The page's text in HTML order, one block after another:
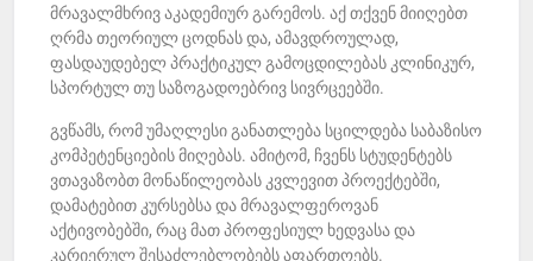
მრავალმხრივ აკადემიურ გარემოს. აქ თქვენ მიიღებთ
ღრმა თეორიულ ცოდნას და, ამავდროულად,
ფასდაუდებელ პრაქტიკულ გამოცდილებას კლინიკურ,
სპორტულ თუ საზოგადოებრივ სივრცეებში.
გვწამს, რომ უმაღლესი განათლება სცილდება საბაზისო
კომპეტენციების მიღებას. ამიტომ, ჩვენს სტუდენტებს
ვთავაზობთ მონაწილეობას კვლევით პროექტებში,
დამატებით კურსებსა და მრავალფეროვან
აქტივობებში, რაც მათ პროფესიულ ხედვასა და
კარიერულ შესაძლებლობებს აფართოებს.